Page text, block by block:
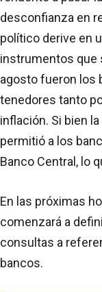
desconfianza en
político derive en
instrumentos que
agosto fueron los
tenedores tanto
inflación. Si bien
permitió a los
Banco Central, lo
En las próximas
comenzará a
consultas a
bancos.